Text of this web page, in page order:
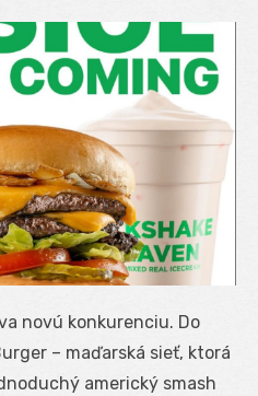
novú konkurenciu. Do
– maďarská sieť, ktorá
americký smash